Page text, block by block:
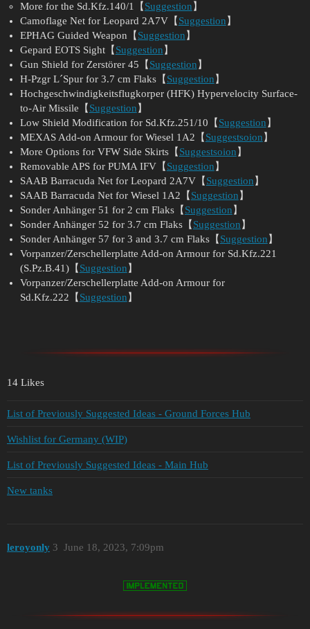
More for the Sd.Kfz.140/1【 Suggestion 】
Camoflage Net for Leopard 2A7V【 Suggestion 】
EPHAG Guided Weapon【 Suggestion 】
Gepard EOTS Sight【 Suggestion 】
Gun Shield for Zerstörer 45【 Suggestion 】
H-Pzgr L´Spur for 3.7 cm Flaks【 Suggestion 】
Hochgeschwindigkeitsflugkorper (HFK) Hypervelocity Surface-
to-Air Missile【 Suggestion 】
Low Shield Modification for Sd.Kfz.251/10【 Suggestion 】
MEXAS Add-on Armour for Wiesel 1A2【 Suggestsoion 】
More Options for VFW Side Skirts【 Suggestsoion 】
Removable APS for PUMA IFV【 Suggestion 】
SAAB Barracuda Net for Leopard 2A7V【 Suggestion 】
SAAB Barracuda Net for Wiesel 1A2【 Suggestion 】
Sonder Anhänger 51 for 2 cm Flaks【 Suggestion 】
Sonder Anhänger 52 for 3.7 cm Flaks【 Suggestion 】
Sonder Anhänger 57 for 3 and 3.7 cm Flaks【 Suggestion 】
Vorpanzer/Zerschellerplatte Add-on Armour for Sd.Kfz.221
(S.Pz.B.41)【 Suggestion 】
Vorpanzer/Zerschellerplatte Add-on Armour for
Sd.Kfz.222【 Suggestion 】
14 Likes
List of Previously Suggested Ideas - Ground Forces Hub
Wishlist for Germany (WIP)
List of Previously Suggested Ideas - Main Hub
New tanks
leroyonly June 18, 2023, 7:09pm
3